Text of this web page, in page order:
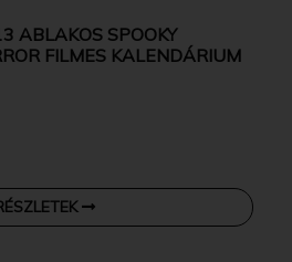
ABLAKOS SPOOKY
FILMES KALENDÁRIUM